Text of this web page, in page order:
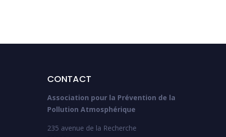
CONTACT
Association pour la Prévention de la
Pollution Atmosphérique
235 avenue de la Recherche